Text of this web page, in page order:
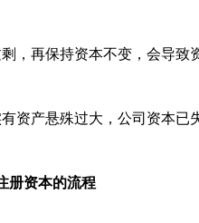
，再保持资本不变，会导
资产悬殊过大，公司资本
册资本的流程